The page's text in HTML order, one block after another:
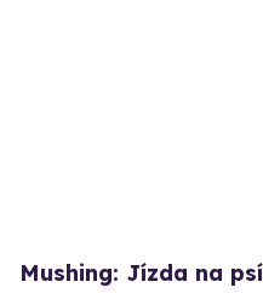
Mushing: Jízda na